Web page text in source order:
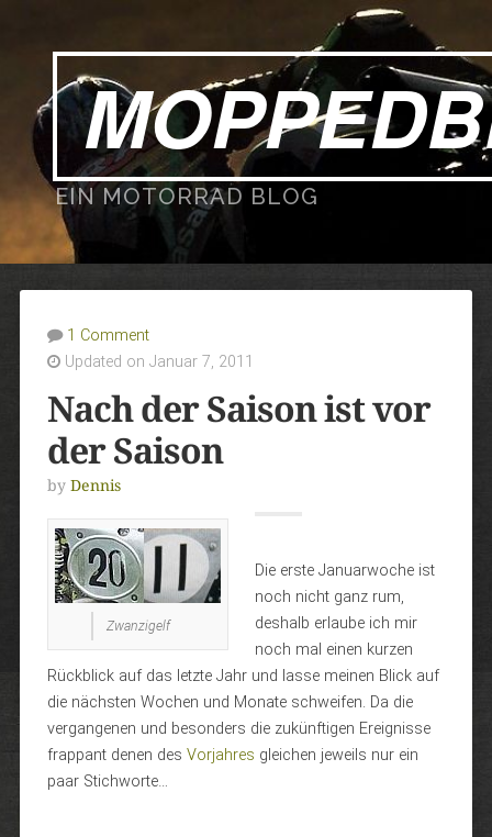
EIN MOTORRAD BLOG
1 Comment
Updated on Januar 7, 2011
Nach der Saison ist vor
der Saison
by Dennis
Zwanzigelf
Die erste Januarwoche ist
noch nicht ganz rum,
deshalb erlaube ich mir
noch mal einen kurzen
Rückblick auf das letzte Jahr und lasse meinen Blick auf
die nächsten Wochen und Monate schweifen. Da die
vergangenen und besonders die zukünftigen Ereignisse
frappant denen des Vorjahres gleichen jeweils nur ein
paar Stichworte…